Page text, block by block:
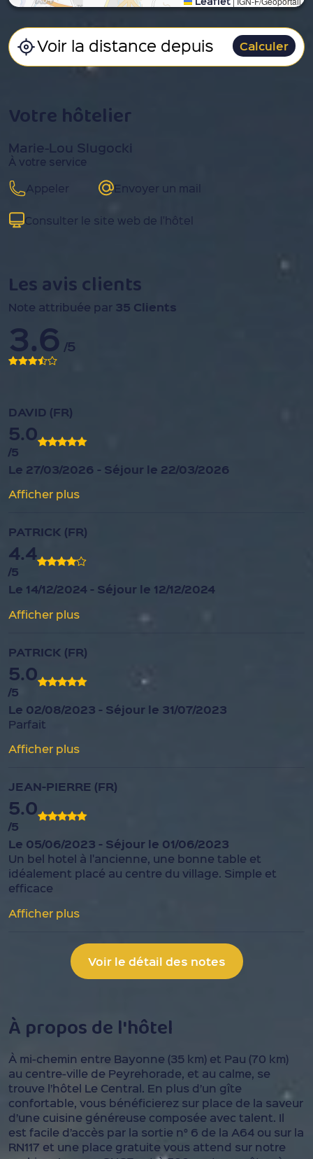
Calculer
Votre hôtelier
Marie-Lou Slugocki
À votre service
Appeler Envoyer un mail
Consulter le site web de l'hôtel
Les avis clients
Note attribuée par 35 Clients
3.6 /5
DAVID (FR)
5.0
/5
Le 27/03/2026 - Séjour le 22/03/2026
Afficher plus
PATRICK (FR)
4.4
/5
Le 14/12/2024 - Séjour le 12/12/2024
Afficher plus
PATRICK (FR)
5.0
/5
Le 02/08/2023 - Séjour le 31/07/2023
Parfait
Afficher plus
JEAN-PIERRE (FR)
5.0
/5
Le 05/06/2023 - Séjour le 01/06/2023
Un bel hotel à l'ancienne, une bonne table et
idéalement placé au centre du village. Simple et
efficace
Afficher plus
Voir le détail des notes
À propos de l'hôtel
À mi-chemin entre Bayonne (35 km) et Pau (70 km)
au centre-ville de Peyrehorade, et au calme, se
trouve l’hôtel Le Central. En plus d’un gîte
confortable, vous bénéficierez sur place de la saveur
d’une cuisine généreuse composée avec talent. Il
est facile d’accès par la sortie n° 6 de la A64 ou sur la
RN117 et une place gratuite vous attend sur notre